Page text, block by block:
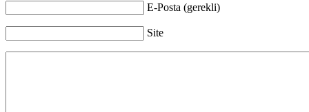
E-Posta (gerekli)
Site